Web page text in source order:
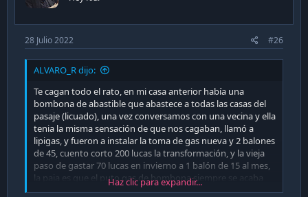
s
28 Julio 2022 #26
ALVARO_R dijo:
Te cagan todo el rato, en mi casa anterior había una
bombona de abastible que abastece a todas las casas del
pasaje (licuado), una vez conversamos con una vecina y ella
tenia la misma sensación de que nos cagaban, llamó a
lipigas, y fueron a instalar la toma de gas nueva y 2 balones
de 45, cuento corto 200 lucas la transformación, y la vieja
paso de gastar 70 lucas en invierno a 1 balón de 15 al mes,
la paja es que el puto gas de bombona siempre se acaba
cuando uno se esta bañanado, la última vez tuve que salir
Haz clic para expandir...